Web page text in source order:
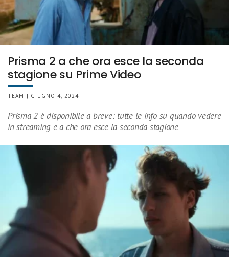
Prisma 2 a che ora esce la seconda
stagione su Prime Video
TEAM | GIUGNO 4, 2024
Prisma 2 è disponibile a breve: tutte le info su quando vedere
in streaming e a che ora esce la seconda stagione